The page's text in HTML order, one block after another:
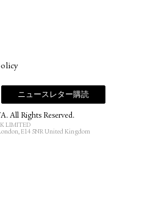
All Rights Reserved.
LIMITED
E14 5NR United Kingdom